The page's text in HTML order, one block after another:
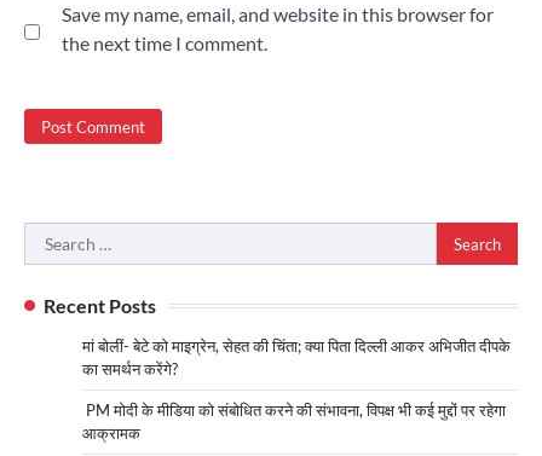
Save my name, email, and website in this browser for
the next time I comment.
Search
for:
Recent Posts
मां बोलीं- बेटे को माइग्रेन, सेहत की चिंता; क्या पिता दिल्ली आकर अभिजीत दीपके
का समर्थन करेंगे?
PM मोदी के मीडिया को संबोधित करने की संभावना, विपक्ष भी कई मुद्दों पर रहेगा
आक्रामक